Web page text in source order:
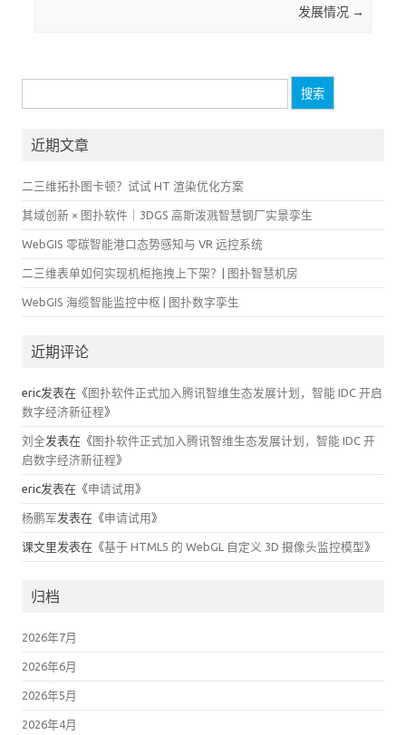
发展情况 →
索：
近期文章
二三维拓扑图卡顿？试试 HT 渲染优化方案
其域创新 × 图扑软件｜3DGS 高斯泼溅智慧钢厂实景孪生
WebGIS 零碳智能港口态势感知与 VR 远控系统
二三维表单如何实现机柜拖拽上下架？| 图扑智慧机房
WebGIS 海缆智能监控中枢 | 图扑数字孪生
近期评论
eric发表在《图扑软件正式加入腾讯智维生态发展计划，智能 IDC 开启
数字经济新征程》
刘全发表在《图扑软件正式加入腾讯智维生态发展计划，智能 IDC 开
启数字经济新征程》
eric发表在《申请试用》
杨鹏军发表在《申请试用》
课文里发表在《基于 HTML5 的 WebGL 自定义 3D 摄像头监控模型》
归档
2026年7月
2026年6月
2026年5月
2026年4月